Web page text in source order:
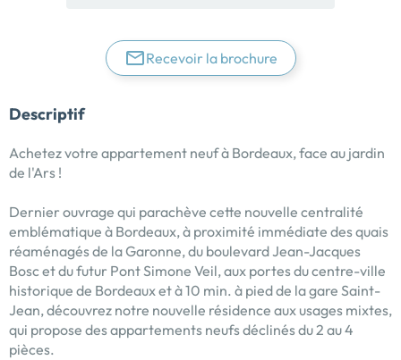
Recevoir la brochure
Descriptif
Achetez votre appartement neuf à Bordeaux, face au jardin
de l'Ars !
Dernier ouvrage qui parachève cette nouvelle centralité
emblématique à Bordeaux, à proximité immédiate des quais
réaménagés de la Garonne, du boulevard Jean-Jacques
Bosc et du futur Pont Simone Veil, aux portes du centre-ville
historique de Bordeaux et à 10 min. à pied de la gare Saint-
Jean, découvrez notre nouvelle résidence aux usages mixtes,
qui propose des appartements neufs déclinés du 2 au 4
pièces.